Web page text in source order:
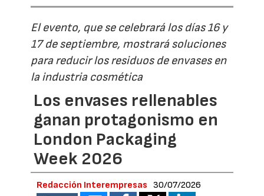
El evento, que se celebrará los días 16 y
17 de septiembre, mostrará soluciones
para reducir los residuos de envases en
la industria cosmética
Los envases rellenables
ganan protagonismo en
London Packaging
Week 2026
Redacción Interempresas 30/07/2026